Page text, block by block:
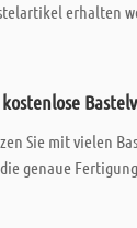
erhalten
Sie mit vielen
genaue